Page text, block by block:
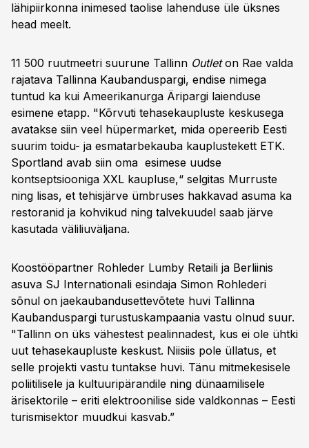
lähipiirkonna inimesed taolise lahenduse üle üksnes
head meelt.
11 500 ruutmeetri suurune Tallinn Outleton Rae valda
rajatava Tallinna Kaubanduspargi, endise nimega
tuntud ka kui Ameerikanurga Äripargi laienduse
esimene etapp. "Kõrvuti tehasekaupluste keskusega
avatakse siin veel hüpermarket, mida opereerib Eesti
suurim toidu- ja esmatarbekauba kauplustekett ETK.
Sportland avab siin oma esimese uudse
kontseptsiooniga XXL kaupluse,“ selgitas Murruste
ning lisas, et tehisjärve ümbruses hakkavad asuma ka
restoranid ja kohvikud ning talvekuudel saab järve
kasutada väliliuväljana.
Koostööpartner Rohleder Lumby Retaili ja Berliinis
asuva SJ Internationali esindaja Simon Rohlederi
sõnul on jaekaubandusettevõtete huvi Tallinna
Kaubanduspargi turustuskampaania vastu olnud suur.
"Tallinn on üks vähestest pealinnadest, kus ei ole ühtki
uut tehasekaupluste keskust. Niisiis pole üllatus, et
selle projekti vastu tuntakse huvi. Tänu mitmekesisele
poliitilisele ja kultuuripärandile ning dünaamilisele
ärisektorile – eriti elektroonilise side valdkonnas – Eesti
turismisektor muudkui kasvab.”